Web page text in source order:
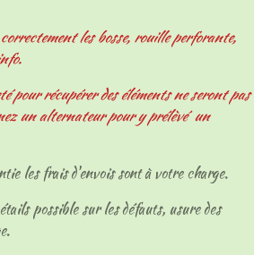
les bosse, rouille perforante,
pour récupérer des éléments ne seront pas
un alternateur pour y prélèvé un
les frais d'envois sont à votre charge.
possible sur les défauts, usure des